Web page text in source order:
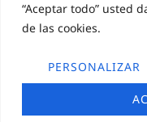
“Aceptar todo” usted
de las cookies.
PERSONALIZAR